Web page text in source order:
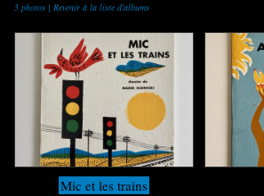
5 photos | Revenir à la liste d'albums
Mic et les trains